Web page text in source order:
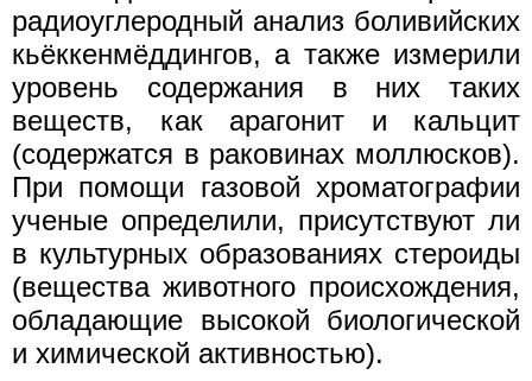
радиоуглеродный анализ боливийских
кьёккенмёддингов, а также измерили
уровень содержания в них таких
веществ, как арагонит и кальцит
(содержатся в раковинах моллюсков).
При помощи газовой хроматографии
ученые определили, присутствуют ли
в культурных образованиях стероиды
(вещества животного происхождения,
обладающие высокой биологической
и химической активностью).